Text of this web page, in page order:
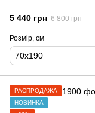
5 440 грн 6 800 грн
Розмір, см
70х190
РАСПРОДАЖА
НОВИНКА